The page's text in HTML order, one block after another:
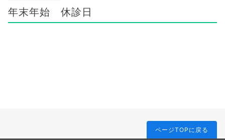
年末年始 休診日
ページTOPに戻る